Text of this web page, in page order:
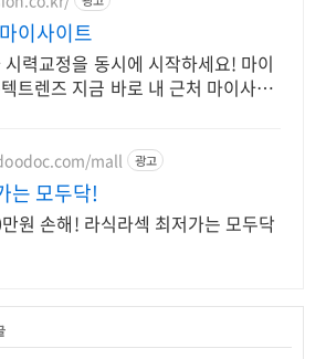
이사이트
력교정을 동시에 시작하세요! 마이
트렌즈 지금 바로 내 근처 마이사이
mall 광고
는 모두닥!
원 손해! 라식라섹 최저가는 모두닥